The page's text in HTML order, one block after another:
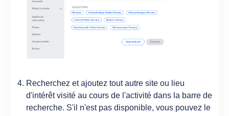
Recherchez et ajoutez tout autre site ou lieu
d'intérêt visité au cours de l'activité dans la barre de
recherche. S'il n'est pas disponible, vous pouvez le